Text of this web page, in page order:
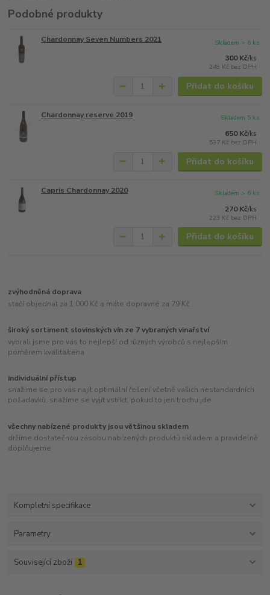
Podobné produkty
Chardonnay Seven Numbers 2021
300 Kč/ks
248 Kč bez DPH
Skladem > 6 ks
Přidat do košíku
Chardonnay reserve 2019
650 Kč/ks
537 Kč bez DPH
Skladem 5 ks
Přidat do košíku
Capris Chardonnay 2020
270 Kč/ks
223 Kč bez DPH
Skladem > 6 ks
Přidat do košíku
zvýhodněná doprava
stačí objednat za 1.000 Kč a máte dopravné za 79 Kč
široký sortiment slovinských vín ze 7 vybraných vinařství
vybrali jsme pro vás to nejlepší od různých výrobců s nejlepším
poměrem kvalita/cena
individuální přístup
snažíme se pro vás najít optimální řešení včetně vašich nestandardních
požadavků, snažíme se vyjít vstříct, pokud to jen trochu jde
všechny nabízené produkty jsou většinou skladem
držíme dostatečnou zásobu nabízených produktů skladem a pravidelně
doplňujeme
Kompletní specifikace
Parametry
Související zboží 1